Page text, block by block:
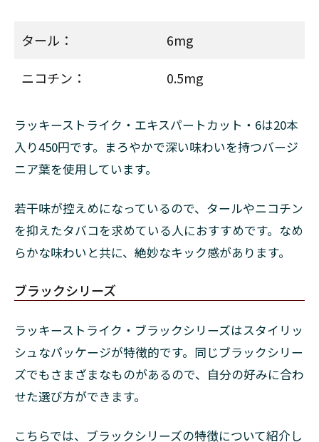
ブラ
シリ
ーズ
安い
理由
4.4
キー
スト
ライ
クの
加熱
安い
5
ラッ
スト
ライ
タール： 6mg
ニコチン： 0.5mg
ラッキーストライク・エキスパートカット・6は20本
入り450円です。まろやかで深い味わいを持つバージ
ニア葉を使用しています。
若干味が控えめになっているので、タールやニコチン
を抑えたタバコを求めている人におすすめです。なめ
らかな味わいと共に、絶妙なキック感があります。
ブラックシリーズ
ラッキーストライク・ブラックシリーズはスタイリッ
シュなパッケージが特徴的です。同じブラックシリー
ズでもさまざまなものがあるので、自分の好みに合わ
せた選び方ができます。
こちらでは、ブラックシリーズの特徴について紹介し